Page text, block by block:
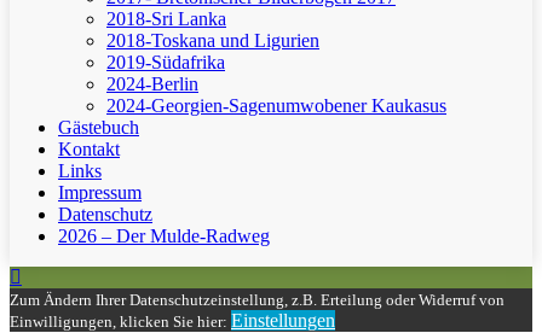
2018-Sri Lanka
2018-Toskana und Ligurien
2019-Südafrika
2024-Berlin
2024-Georgien-Sagenumwobener Kaukasus
Gästebuch
Kontakt
Links
Impressum
Datenschutz
2026 – Der Mulde-Radweg
Zum Ändern Ihrer Datenschutzeinstellung, z.B. Erteilung oder Widerruf von
Einwilligungen, klicken Sie hier: Einstellungen